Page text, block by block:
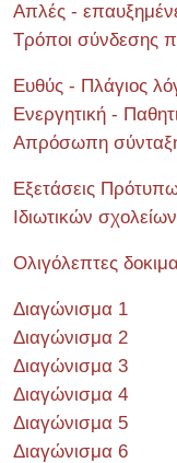
Απλές -
Τρόποι σύνδεσης
Ευθύς - Πλάγιος
Ενεργητική -
Απρόσωπη
Εξετάσεις
Ιδιωτικών
Ολιγόλεπτες
Διαγώνισμα 1
Διαγώνισμα 2
Διαγώνισμα 3
Διαγώνισμα 4
Διαγώνισμα 5
Διαγώνισμα 6